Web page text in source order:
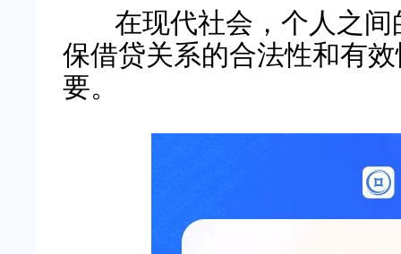
在现代社会，个人之间
保借贷关系的合法性和有
要。